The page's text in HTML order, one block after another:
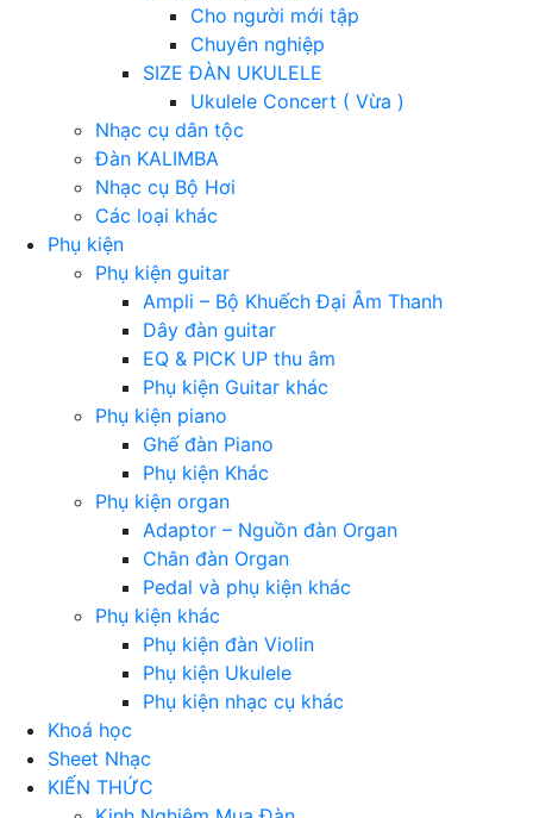
Cho người mới tập
Chuyên nghiệp
SIZE ĐÀN UKULELE
Ukulele Concert ( Vừa )
Nhạc cụ dân tộc
Đàn KALIMBA
Nhạc cụ Bộ Hơi
Các loại khác
Phụ kiện
Phụ kiện guitar
Ampli – Bộ Khuếch Đại Âm Thanh
Dây đàn guitar
EQ & PICK UP thu âm
Phụ kiện Guitar khác
Phụ kiện piano
Ghế đàn Piano
Phụ kiện Khác
Phụ kiện organ
Adaptor – Nguồn đàn Organ
Chân đàn Organ
Pedal và phụ kiện khác
Phụ kiện khác
Phụ kiện đàn Violin
Phụ kiện Ukulele
Phụ kiện nhạc cụ khác
Khoá học
Sheet Nhạc
KIẾN THỨC